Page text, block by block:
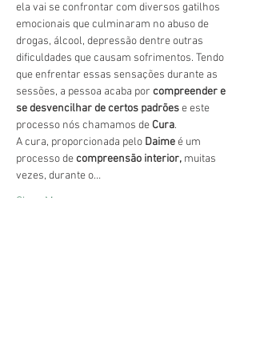
ela vai se confrontar com diversos gatilhos
emocionais que culminaram no abuso de
drogas, álcool, depressão dentre outras
dificuldades que causam sofrimentos. Tendo
que enfrentar essas sensações durante as
sessões, a pessoa acaba por compreender e
se desvencilhar de certos padrões e este
processo nós chamamos de Cura.
A cura, proporcionada pelo Daime é um
processo de compreensão interior, muitas
vezes, durante o…
Show More